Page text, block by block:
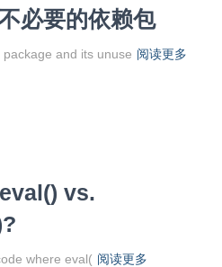
必要的依赖包
and its unuse 阅读更多
vs.
where eval( 阅读更多